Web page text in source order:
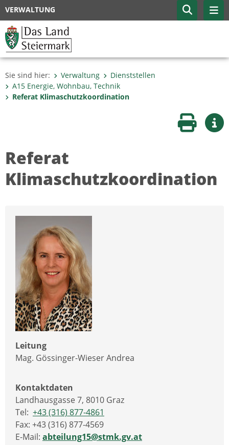
VERWALTUNG
Sie sind hier: Verwaltung
Dienststellen
A15 Energie, Wohnbau, Technik
Referat Klimaschutzkoordination
Seite
Referat
Klimaschutzkoordination
Leitung
Mag. Gössinger-Wieser Andrea
Kontaktdaten
Landhausgasse 7, 8010 Graz
Tel: +43 (316) 877-4861
Fax: +43 (316) 877-4569
E-Mail: abteilung15@stmk.gv.at